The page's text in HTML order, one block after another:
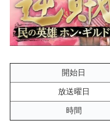
開始日
放送曜日
時間